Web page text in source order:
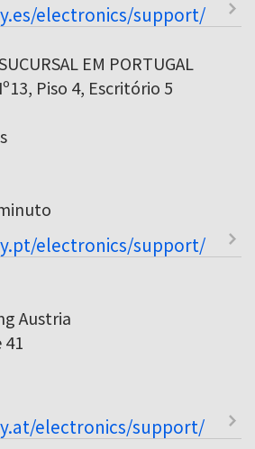
electronics/support/
EM PORTUGAL
Piso 4, Escritório 5
electronics/support/
Austria
electronics/support/